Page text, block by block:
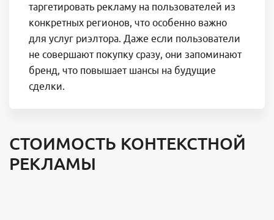
таргетировать рекламу на пользователей из
конкретных регионов, что особенно важно
для услуг риэлтора. Даже если пользователи
не совершают покупку сразу, они запоминают
бренд, что повышает шансы на будущие
сделки.
СТОИМОСТЬ КОНТЕКСТНОЙ
РЕКЛАМЫ